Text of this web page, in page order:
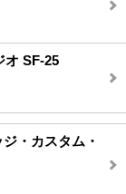
SF-25
・カスタム・